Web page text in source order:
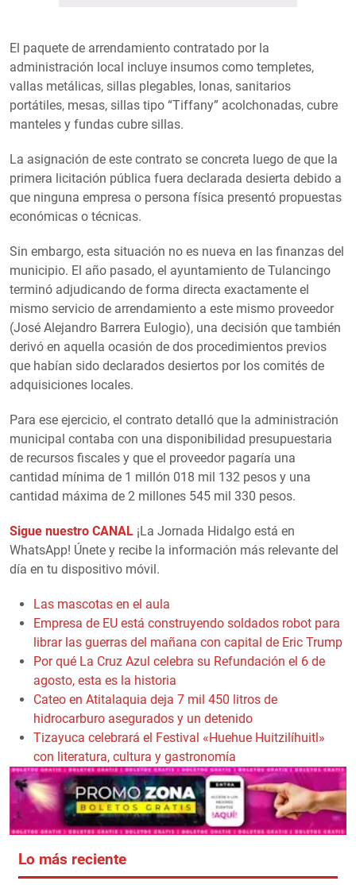
El paquete de arrendamiento contratado por la
administración local incluye insumos como templetes,
vallas metálicas, sillas plegables, lonas, sanitarios
portátiles, mesas, sillas tipo “Tiffany” acolchonadas, cubre
manteles y fundas cubre sillas.
La asignación de este contrato se concreta luego de que la
primera licitación pública fuera declarada desierta debido a
que ninguna empresa o persona física presentó propuestas
económicas o técnicas.
Sin embargo, esta situación no es nueva en las finanzas del
municipio. El año pasado, el ayuntamiento de Tulancingo
terminó adjudicando de forma directa exactamente el
mismo servicio de arrendamiento a este mismo proveedor
(José Alejandro Barrera Eulogio), una decisión que también
derivó en aquella ocasión de dos procedimientos previos
que habían sido declarados desiertos por los comités de
adquisiciones locales.
Para ese ejercicio, el contrato detalló que la administración
municipal contaba con una disponibilidad presupuestaria
de recursos fiscales y que el proveedor pagaría una
cantidad mínima de 1 millón 018 mil 132 pesos y una
cantidad máxima de 2 millones 545 mil 330 pesos.
Sigue nuestro CANAL ¡La Jornada Hidalgo está en
WhatsApp! Únete y recibe la información más relevante del
día en tu dispositivo móvil.
Las mascotas en el aula
Empresa de EU está construyendo soldados robot para
librar las guerras del mañana con capital de Eric Trump
Por qué La Cruz Azul celebra su Refundación el 6 de
agosto, esta es la historia
Cateo en Atitalaquia deja 7 mil 450 litros de
hidrocarburo asegurados y un detenido
Tizayuca celebrará el Festival «Huehue Huitzilíhuitl»
con literatura, cultura y gastronomía
Lo más reciente